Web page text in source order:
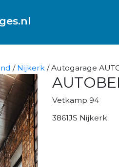
/ Nijkerk / Autogarage
Vetkamp 94
3861JS Nijkerk